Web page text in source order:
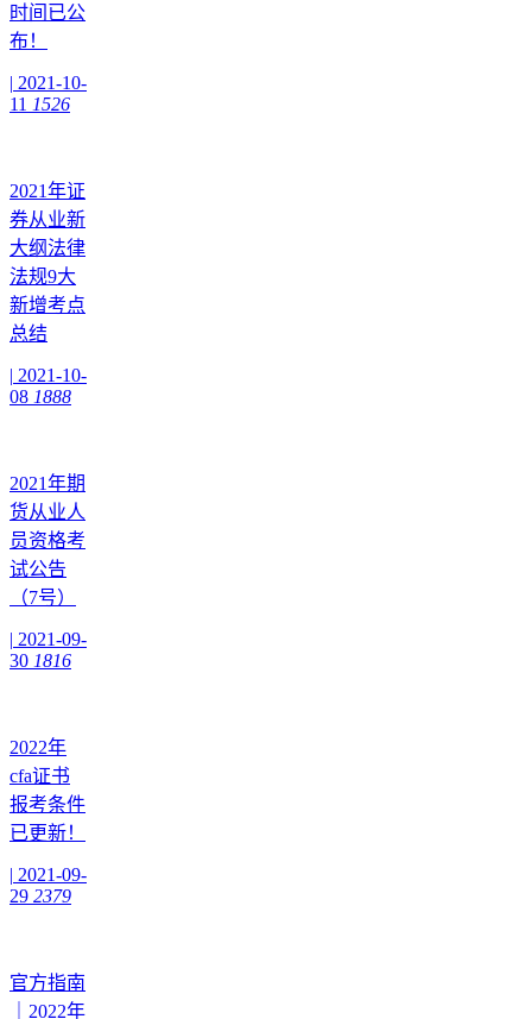
时间已公
布！
| 2021-10-
11 1526
2021年证
券从业新
大纲法律
法规9大
新增考点
总结
| 2021-10-
08 1888
2021年期
货从业人
员资格考
试公告
（7号）
| 2021-09-
30 1816
2022年
cfa证书
报考条件
已更新！
| 2021-09-
29 2379
官方指南
｜2022年